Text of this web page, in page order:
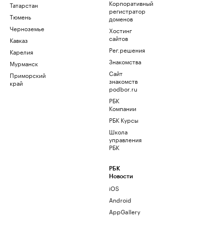
Татарстан
Тюмень
Черноземье
Кавказ
Карелия
Мурманск
Приморский
край
Корпоративный
регистратор
доменов
Хостинг
сайтов
Рег.решения
Знакомства
Сайт
знакомств
podbor.ru
РБК
Компании
РБК Курсы
Школа
управления
РБК
РБК
Новости
iOS
Android
AppGallery